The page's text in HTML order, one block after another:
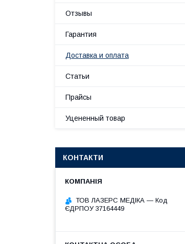
Отзывы
Гарантия
Доставка и оплата
Статьи
Прайсы
Уцененный товар
КОНТАКТИ
ТОВ ЛАЗЕРС МЕДІКА — Код
ЄДРПОУ 37164449